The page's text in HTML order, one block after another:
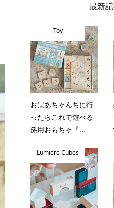
最新
Toy
おばあちゃんちに行
ったらこれで遊べる
孫用おもちゃ『...
Lumiere Cubes